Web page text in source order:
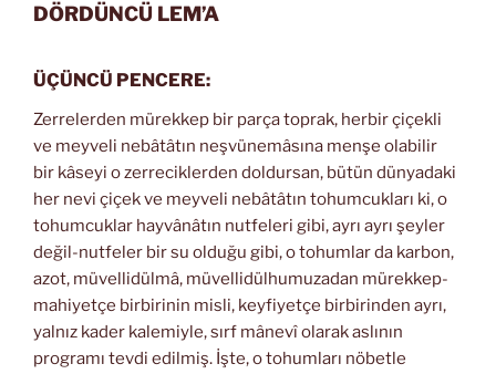
DÖRDÜNCÜ LEM’A
ÜÇÜNCÜ PENCERE:
Zerrelerden mürekkep bir parça toprak, herbir çiçekli
ve meyveli nebâtâtın neşvünemâsına menşe olabilir
bir kâseyi o zerreciklerden doldursan, bütün dünyadaki
her nevi çiçek ve meyveli nebâtâtın tohumcukları ki, o
tohumcuklar hayvânâtın nutfeleri gibi, ayrı ayrı şeyler
değil-nutfeler bir su olduğu gibi, o tohumlar da karbon,
azot, müvellidülmâ, müvellidülhumuzadan mürekkep-
mahiyetçe birbirinin misli, keyfiyetçe birbirinden ayrı,
yalnız kader kalemiyle, sırf mânevî olarak aslının
programı tevdi edilmiş. İşte, o tohumları nöbetle